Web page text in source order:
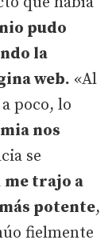
pudo
la
web. «Al
poco, lo
nos
se
me trajo a
potente,
fielmente